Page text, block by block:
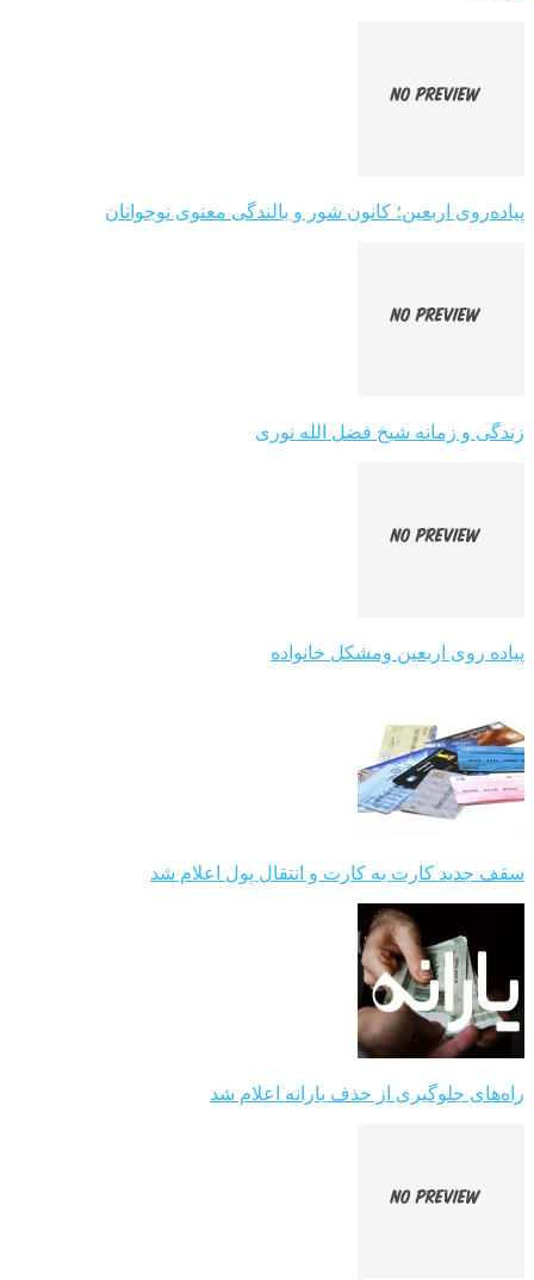
پیاده‌روی اربعین؛ کانون شور و بالندگی معنوی نوجوانان
زندگی و زمانه شیخ فضل الله نوری
پیاده روی اربعین ومشکل خانواده
سقف جدید کارت به کارت و انتقال پول اعلام شد
راه‌های جلوگیری از حذف یارانه اعلام شد